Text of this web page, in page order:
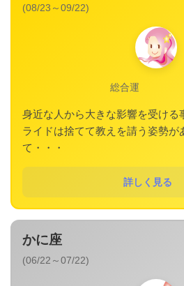
(08/23～09/22)
総合運
身近な人から大きな影響を受ける
ライドは捨てて教えを請う姿勢が
て・・・
詳しく見る
かに座
(06/22～07/22)